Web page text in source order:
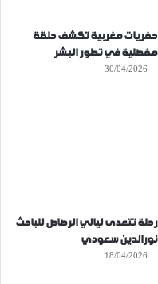
حفريات مغربية تكشف حلقة
مفصلية في تطور البشر
30/04/2026
رحلة تتعدى ليالي الرصاص للباحث
نورالدين سعودي
18/04/2026